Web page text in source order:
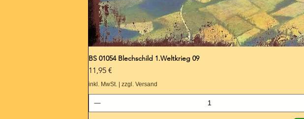
BS 01054 Blechschild 1.Weltkrieg 09
Preis
11,95 €
inkl. MwSt. zzgl. Versand